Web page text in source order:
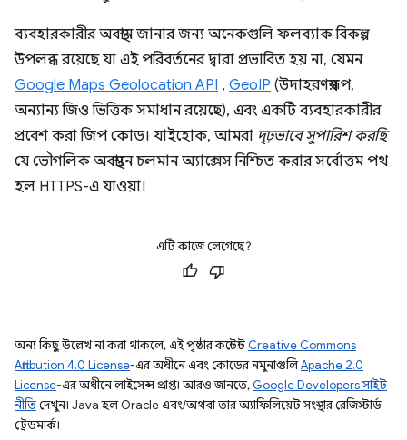
ব্যবহারকারীর অবস্থান জানার জন্য অনেকগুলি ফলব্যাক বিকল্প
উপলব্ধ রয়েছে যা এই পরিবর্তনের দ্বারা প্রভাবিত হয় না, যেমন
Google Maps Geolocation API , GeoIP (উদাহরণস্বরূপ,
অন্যান্য জিও ভিত্তিক সমাধান রয়েছে), এবং একটি ব্যবহারকারীর
প্রবেশ করা জিপ কোড। যাইহোক, আমরা দৃঢ়ভাবে সুপারিশ করছি
যে ভৌগলিক অবস্থানে চলমান অ্যাক্সেস নিশ্চিত করার সর্বোত্তম পথ
হল HTTPS-এ যাওয়া।
এটি কাজে লেগেছে?
অন্য কিছু উল্লেখ না করা থাকলে, এই পৃষ্ঠার কন্টেন্ট Creative Commons
Attribution 4.0 License-এর অধীনে এবং কোডের নমুনাগুলিApache 2.0
License-এর অধীনে লাইসেন্স প্রাপ্ত। আরও জানতে, Google Developers সাইট
নীতিদেখুন। Java হল Oracle এবং/অথবা তার অ্যাফিলিয়েট সংস্থার রেজিস্টার্ড
ট্রেডমার্ক।